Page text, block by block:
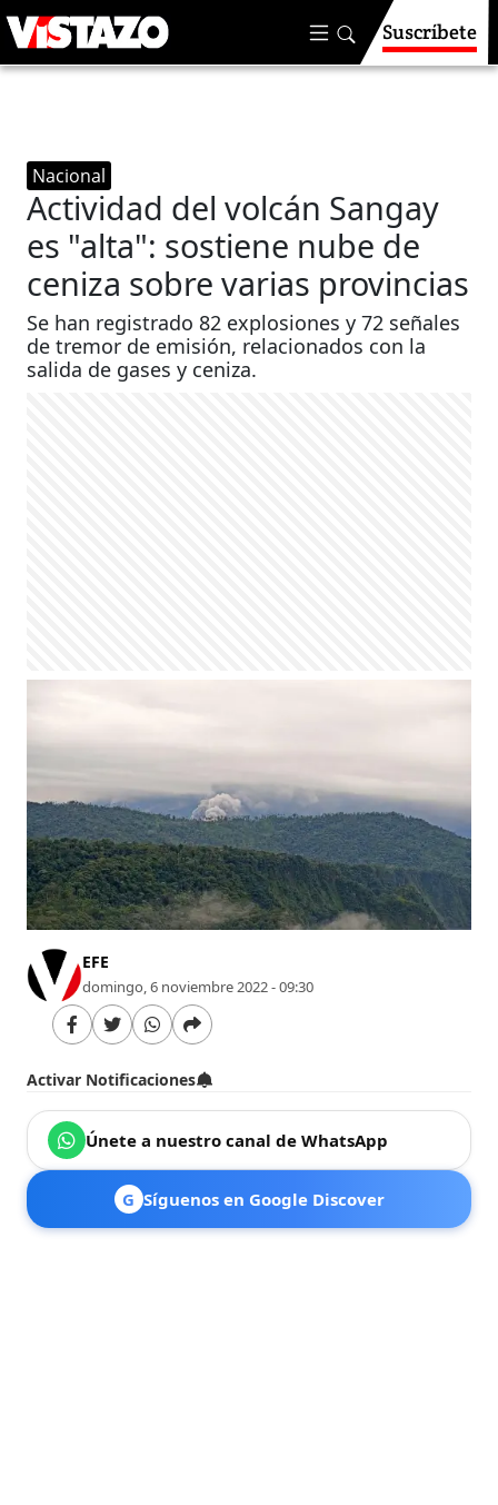
Suscríbete
Nacional
Actividad del volcán Sangay
es "alta": sostiene nube de
ceniza sobre varias provincias
Se han registrado 82 explosiones y 72 señales
de tremor de emisión, relacionados con la
salida de gases y ceniza.
EFE
domingo, 6 noviembre 2022 - 09:30
Activar Notificaciones
Únete a nuestro canal de WhatsApp
G Síguenos en Google Discover